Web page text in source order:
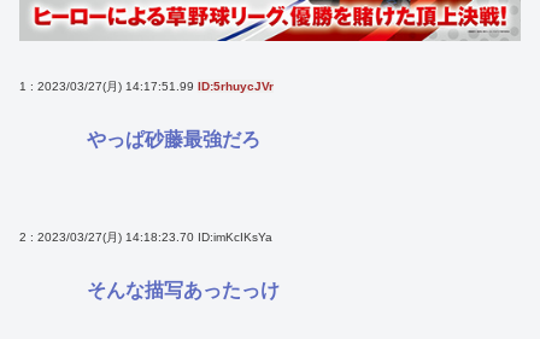
1 : 2023/03/27(月) 14:17:51.99 ID:5rhuycJVr
やっぱ砂藤最強だろ
2 : 2023/03/27(月) 14:18:23.70 ID:imKcIKsYa
そんな描写あったっけ